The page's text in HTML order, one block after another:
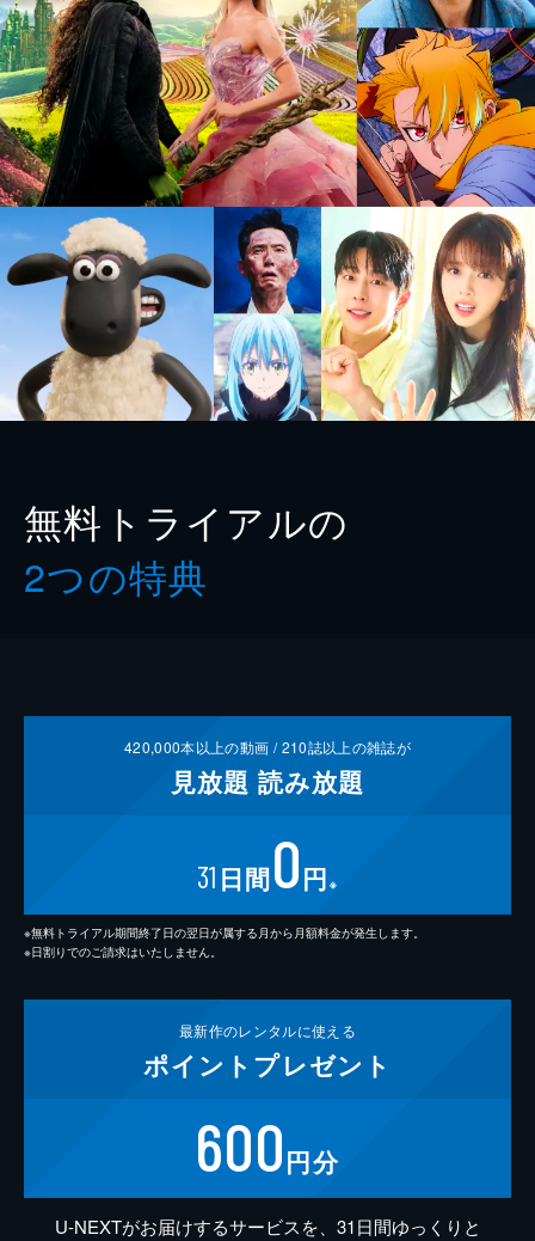
無料トライアルの
2つの特典
420,000本以上の動画 /210誌以上の雑誌が
見放題 読み放題
31 日間0円 ※
※無料トライアル期間終了日の翌日が属する月から月額料金が発生します。
※日割りでのご請求はいたしません。
最新作のレンタルに使える
ポイント プレゼント
600円分
U-NEXTがお届けするサービスを、31日間ゆっくりと